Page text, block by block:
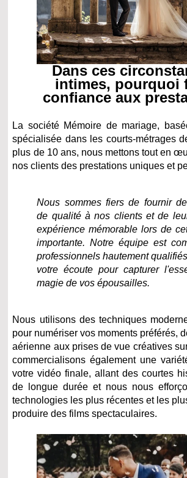
Dans ces
intimes, pourquoi
confiance aux
La société Mémoire de mariage,
spécialisée dans les courts-métrages
plus de 10 ans, nous mettons tout en
nos clients des prestations uniques et
Nous sommes fiers de fournir
de qualité à nos clients et de
expérience mémorable lors de
importante. Notre équipe est
professionnels hautement
votre écoute pour capturer
magie de vos épousailles.
Nous utilisons des techniques
pour numériser vos moments préférés,
aérienne aux prises de vue créatives
commercialisons également une
votre vidéo finale, allant des courtes
de longue durée et nous nous
technologies les plus récentes et les
produire des films spectaculaires.